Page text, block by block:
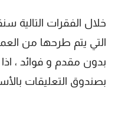
خلال الفقرات التالية
التي يتم طرحها من
بدون مقدم و فوائد ،
بصندوق التعليقات